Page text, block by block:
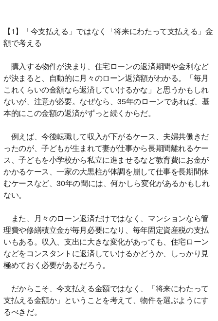
【1】「今支払える」ではなく「将来にわたって支払える」金
額で考える
購入する物件が決まり、住宅ローンの返済期間や金利など
が決まると、自動的に月々のローン返済額がわかる。「毎月
これくらいの金額なら返済していけるかな」と思うかもしれ
ないが、注意が必要。なぜなら、35年のローンであれば、基
本的にこの金額の返済がずっと続くからだ。
例えば、今後転職して収入が下がるケース、夫婦共働きだ
ったのが、子どもが生まれて妻が仕事から長期間離れるケー
ス、子どもを小学校から私立に進ませるなど教育費にお金が
かかるケース、一家の大黒柱が体調を崩して仕事を長期間休
むケースなど、30年の間には、何かしら変化があるかもしれ
ない。
また、月々のローン返済だけではなく、マンションなら管
理費や修繕積立金が毎月必要になり、毎年固定資産税の支払
いもある。収入、支出に大きな変化があっても、住宅ローン
などをコンスタントに返済していけるかどうか、しっかり見
極めておく必要があるだろう。
だからこそ、今支払える金額ではなく、「将来にわたって
支払える金額か」ということを考えて、物件を選ぶようにす
るべきだ。